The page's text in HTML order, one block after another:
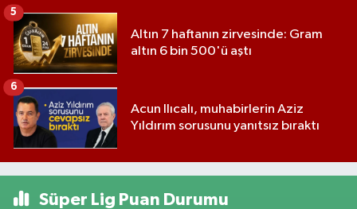
Altın 7 haftanın zirvesinde: Gram
altın 6 bin 500'ü aştı
5
Acun Ilıcalı, muhabirlerin Aziz
Yıldırım sorusunu yanıtsız bıraktı
6
Süper Lig Puan Durumu